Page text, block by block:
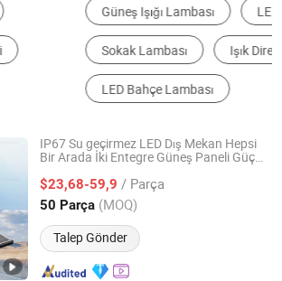
LED Sokak Lambası
Işık Direği Motif Işık
IP67 Su geçirmez LED Dış Mekan Hepsi
Bir Arada İki Entegre Güneş Paneli Güç
$23,68-59,9 / Parça
50 Parça (MOQ)
Talep Gönder
Transport Equipment Group Co., Ltd.
Fiyat 2019